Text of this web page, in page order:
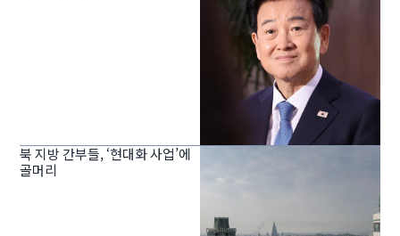
북 지방 간부들, ‘현대화 사업’에
골머리